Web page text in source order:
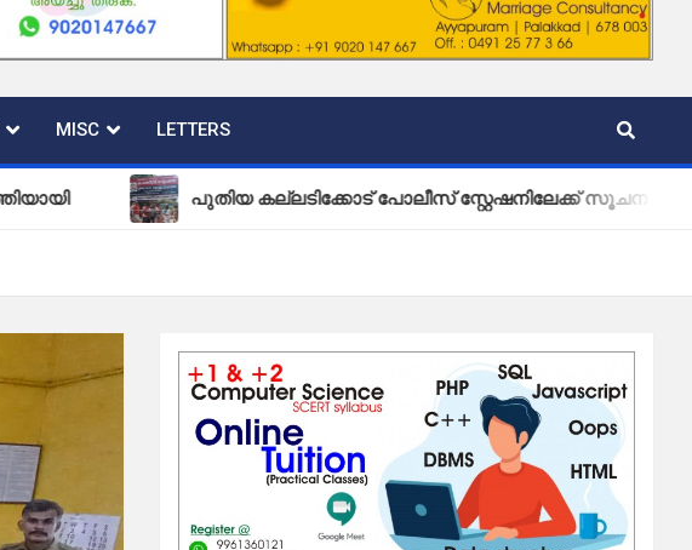
MISC LETTERS
പുതിയ കല്ലടിക്കോട് പോലീസ് സ്റ്റേഷനിലേക്ക് സൂചന ബോർഡ്